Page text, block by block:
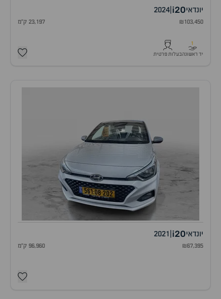
יונדאיi20
2024
₪103,450 23,197 ק"מ
1
יד ראשונהבעלות פרטית
יונדאיi20
2021
₪67,395 96,960 ק"מ